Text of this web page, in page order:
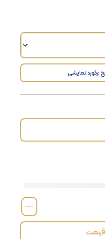
:رکورد نمایشی
—